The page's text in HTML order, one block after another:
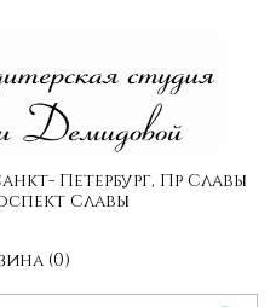
Петербург, Пр Славы
Славы
(0)